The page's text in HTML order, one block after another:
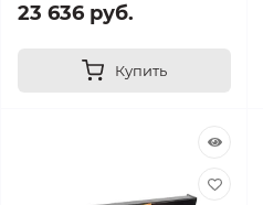
23 636 руб.
Купить